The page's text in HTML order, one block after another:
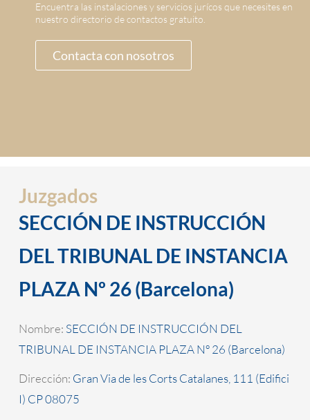
Encuentra las instalaciones y servicios jurícos que necesites en
nuestro directorio de contactos gratuito.
Contacta con nosotros
Juzgados
SECCIÓN DE INSTRUCCIÓN
DEL TRIBUNAL DE INSTANCIA
PLAZA Nº 26 (Barcelona)
Nombre: SECCIÓN DE INSTRUCCIÓN DEL
TRIBUNAL DE INSTANCIA PLAZA Nº 26 (Barcelona)
Dirección: Gran Via de les Corts Catalanes, 111 (Edifici
I) CP 08075